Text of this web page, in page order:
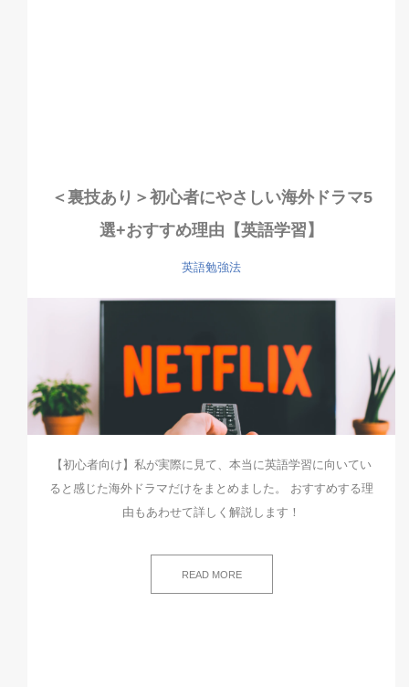
＜裏技あり＞初心者にやさしい海外ドラマ5
選+おすすめ理由【英語学習】
英語勉強法
【初心者向け】私が実際に見て、本当に英語学習に向いてい
ると感じた海外ドラマだけをまとめました。 おすすめする理
由もあわせて詳しく解説します！
READ MORE